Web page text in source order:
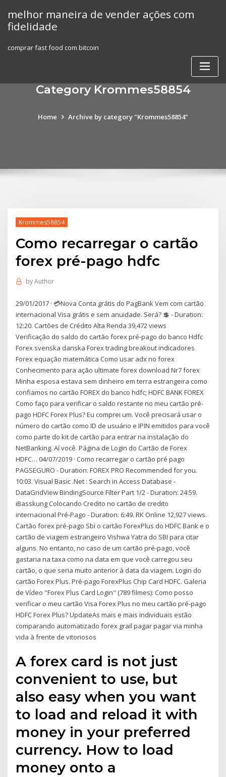
content
melhor maneira de vender ações com
fidelidade
comprar fast food com bitcoin
Category Krommes58854
Home Archive by category "Krommes58854"
Krommes58854
Como recarregar o cartão
forex pré-pago hdfc
byAuthor
29/01/2017 · 💳Nova Conta grátis do PagBank Vem com cartão
internacional Visa grátis e sem anuidade. Será? 💲 - Duration:
12:20. Cartões de Crédito Alta Renda 39,472 views
Verificação do saldo do cartão forex pré-pago do banco Hdfc
Forex svenska danska Forex trading breakout indicadores
Forex equação matemática Como usar adx no forex
Conhecimento para ação ultimate forex download Nr7 forex
Minha esposa estava sem dinheiro em terra estrangeira como
confiamos no cartão FOREX do banco hdfc; HDFC BANK FOREX
Como faço para verificar o saldo restante no meu cartão pré-
pago HDFC Forex Plus? Eu comprei um. Você precisará usar o
número do cartão como ID de usuário e IPIN emitidos para você
como parte do kit de cartão para entrar na instalação do
NetBanking. Aí você. Página de Login do Cartão de Forex
HDFC… 04/07/2019 · Como recarregar o cartão pré pago
PAGSEGURO - Duration: FOREX PRO Recommended for you.
10:03. Visual Basic .Net : Search in Access Database -
DataGridView BindingSource Filter Part 1/2 - Duration: 24:59.
iBasskung Colocando Credito no cartão de credito
internacional Pré-Pago - Duration: 6:49. RK Online 12,927 views.
Cartão forex pré-pago Sbi o cartão ForexPlus do HDFC Bank e o
cartão de viagem estrangeiro Vishwa Yatra do SBI para citar
alguns. No entanto, no caso de um cartão pré-pago, você
gastaria na taxa como na data em que você carregou seu
cartão, o que seria muito anterior à data da viagem. Login do
cartão Forex Plus. Pré-pago ForexPlus Chip Card HDFC. Galeria
de Vídeo "Forex Plus Card Login" (789 filmes): Como posso
verificar o meu cartão Visa Forex Plus no meu cartão pré-pago
HDFC Forex Plus? UpdateAs mais e mais individuais estão
comparando automatizado forex grail pagar pagar via minha
vida à frente de vitoriosos
A forex card is not just
convenient to use, but
also easy when you want
to load and reload it with
money in your preferred
currency. How to load
money onto a